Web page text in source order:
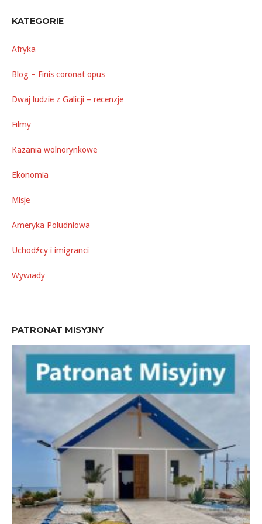
KATEGORIE
Afryka
Blog – Finis coronat opus
Dwaj ludzie z Galicji – recenzje
Filmy
Kazania wolnorynkowe
Ekonomia
Misje
Ameryka Południowa
Uchodźcy i imigranci
Wywiady
PATRONAT MISYJNY